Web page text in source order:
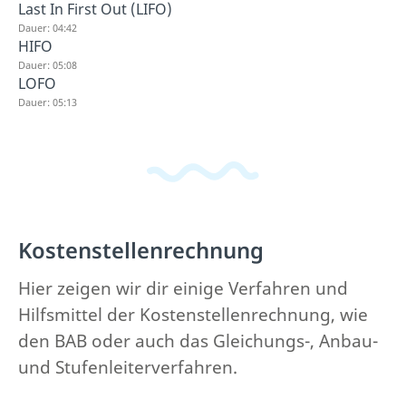
Last In First Out (LIFO)
Dauer: 04:42
HIFO
Dauer: 05:08
LOFO
Dauer: 05:13
Kostenstellenrechnung
Hier zeigen wir dir einige Verfahren und
Hilfsmittel der Kostenstellenrechnung, wie
den BAB oder auch das Gleichungs-, Anbau-
und Stufenleiterverfahren.